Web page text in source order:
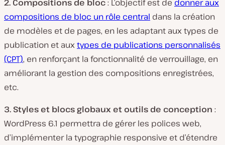
2. Compositions de bloc: L’objectif est de donner aux
compositions de bloc un rôle central dans la création
de modèles et de pages, en les adaptant aux types de
publication et auxtypes de publications personnalisés
(CPT), en renforçant la fonctionnalité de verrouillage, en
améliorant la gestion des compositions enregistrées,
etc.
3. Styles et blocs globaux et outils de conception :
WordPress 6.1 permettra de gérer les polices web,
d’implémenter la typographie responsive et d’étendre